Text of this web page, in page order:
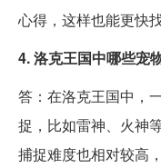
心得，这样也能更快
4. 洛克王国中哪些宠
答：在洛克王国中，
捉，比如雷神、火神
捕捉难度也相对较高